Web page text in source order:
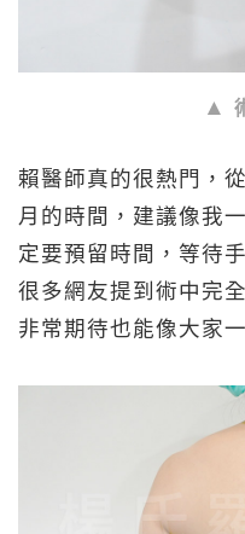
賴醫師真的很熱門，
月的時間，建議像我
定要預留時間，等待
很多網友提到術中完
非常期待也能像大家